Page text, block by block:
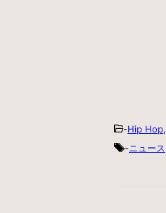
-Hip Hop,
-ニュース